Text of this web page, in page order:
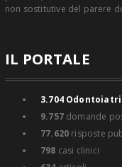
non sostitutive del parere
IL PORTALE
3.704
9.757domande
77.620 risposte
798 casi clinici